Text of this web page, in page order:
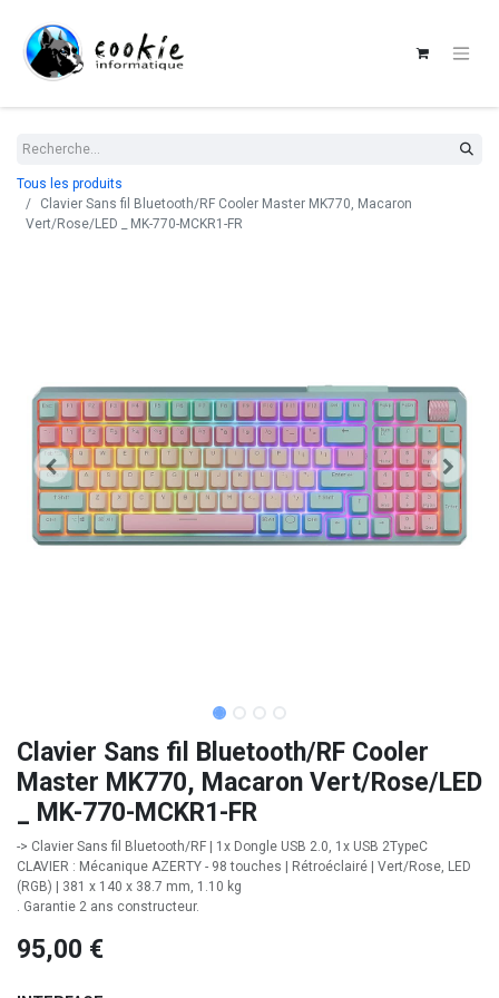
Tous les produits
Clavier Sans fil Bluetooth/RF Cooler Master MK770, Macaron
Vert/Rose/LED _ MK-770-MCKR1-FR
Clavier Sans fil Bluetooth/RF Cooler
Master MK770, Macaron Vert/Rose/LED
_ MK-770-MCKR1-FR
-> Clavier Sans fil Bluetooth/RF | 1x Dongle USB 2.0, 1x USB 2TypeC
CLAVIER : Mécanique AZERTY - 98 touches | Rétroéclairé | Vert/Rose, LED
(RGB) | 381 x 140 x 38.7 mm, 1.10 kg
. Garantie 2 ans constructeur.
95,00 €